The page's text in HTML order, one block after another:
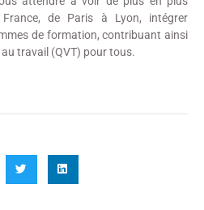
de Paris à Lyon, intégrer
de formation, contribuant ainsi
travail (QVT) pour tous.